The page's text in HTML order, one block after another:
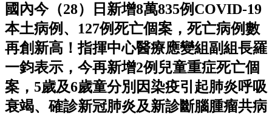
國內今（28）日新增8萬835例COVID-19
本土病例、127例死亡個案，死亡病例數
再創新高！指揮中心醫療應變組副組長羅
一鈞表示，今再新增2例兒童重症死亡個
案，5歲及6歲童分別因染疫引起肺炎呼吸
衰竭、確診新冠肺炎及新診斷腦腫瘤共病